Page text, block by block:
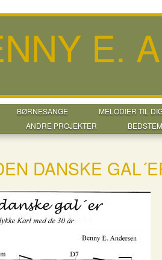
E.
BØRNESANGE
MELODIER TIL
ANDRE PROJEKTER
DANSKE